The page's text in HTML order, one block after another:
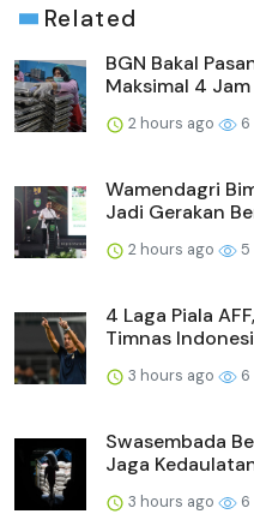
Related
BGN Bakal
Maksimal 4 Jam
2 hours ago 6
Wamendagri
Jadi Gerakan
2 hours ago 5
4 Laga Piala
Timnas
3 hours ago 6
Swasembada
Jaga
3 hours ago 6